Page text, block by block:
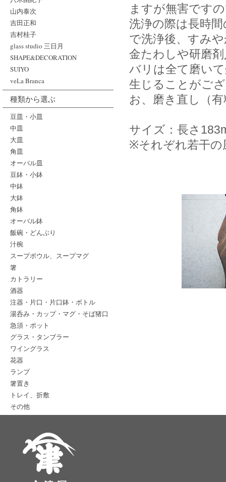
山内泰次
吉田正和
吉村桂子
glass studio 三日月
SHAPE&DECORATION
SUIYO
veLa Branca
種類から選ぶ
豆皿・小皿
中皿
大皿
角皿
オーバル皿
豆鉢・小鉢
中鉢
大鉢
角鉢
オーバル鉢
飯碗・どんぶり
汁椀
スープボウル、スープマグ
箸
カトラリー
酒器
注器・片口・片口鉢・ボトル
湯呑み・カップ・マグ・そば猪口
急須・ポット
グラス・タンブラー
ワイングラス
花器
ランプ
箸置き
トレイ、折敷
その他
ますが無害です
洗浄の際は長時
で洗浄後、すみ
金たわしや研磨
バリは全て磨い
生じることがご
お、磨き直し（
サイズ：長さ
※それぞれ若干の